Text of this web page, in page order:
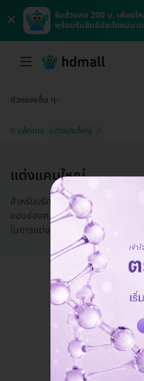
×
รับส่วนลด 200 บ. เพียง
พร้อมรับสิทธิประโยชน์มา
ตัวกรองอื่น ๆ
0 แพ็กเกจ แต่งแคมใหญ่
แต่งแคมใหญ่
สำหรับบริการตกแต่งแคมผู้หญิง เ
ของช่องคลอดและช่องคลอดภาย
ในการแต่งตัว...
อ่านเพิ่ม
แอดมินพร้อมดู
คุย